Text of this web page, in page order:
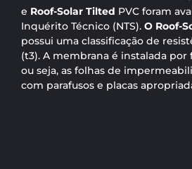
e Roof-Solar Tilted PVC foram
Inquérito Técnico (NTS). O Roof-
possui uma classificação de
(t3). A membrana é instalada por
ou seja, as folhas de
com parafusos e placas